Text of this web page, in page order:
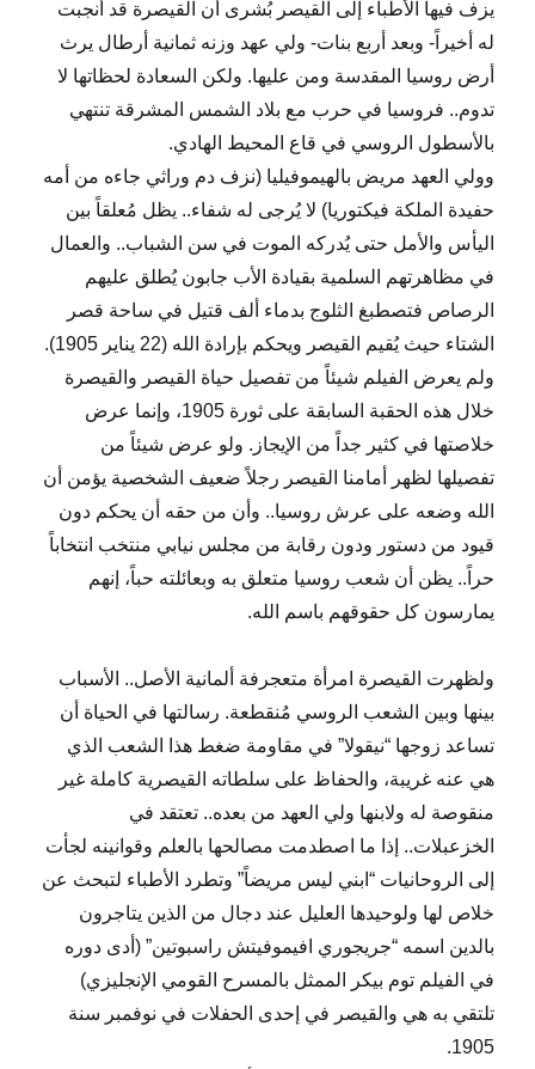
يزف فيها الأطباء إلى القيصر بُشرى أن القيصرة قد أنجبت
له أخيراً- وبعد أربع بنات- ولي عهد وزنه ثمانية أرطال يرث
أرض روسيا المقدسة ومن عليها. ولكن السعادة لحظاتها لا
تدوم.. فروسيا في حرب مع بلاد الشمس المشرقة تنتهي
بالأسطول الروسي في قاع المحيط الهادي.
وولي العهد مريض بالهيموفيليا (نزف دم وراثي جاءه من أمه
حفيدة الملكة فيكتوريا) لا يُرجى له شفاء.. يظل مُعلقاً بين
اليأس والأمل حتى يُدركه الموت في سن الشباب.. والعمال
في مظاهرتهم السلمية بقيادة الأب جابون يُطلق عليهم
الرصاص فتصطبغ الثلوج بدماء ألف قتيل في ساحة قصر
الشتاء حيث يُقيم القيصر ويحكم بإرادة الله (22 يناير 1905).
ولم يعرض الفيلم شيئاً من تفصيل حياة القيصر والقيصرة
خلال هذه الحقبة السابقة على ثورة 1905، وإنما عرض
خلاصتها في كثير جداً من الإيجاز. ولو عرض شيئاً من
تفصيلها لظهر أمامنا القيصر رجلاً ضعيف الشخصية يؤمن أن
الله وضعه على عرش روسيا.. وأن من حقه أن يحكم دون
قيود من دستور ودون رقابة من مجلس نيابي منتخب انتخاباً
حراً.. يظن أن شعب روسيا متعلق به وبعائلته حباً، إنهم
يمارسون كل حقوقهم باسم الله.
ولظهرت القيصرة امرأة متعجرفة ألمانية الأصل.. الأسباب
بينها وبين الشعب الروسي مُنقطعة. رسالتها في الحياة أن
تساعد زوجها “نيقولا” في مقاومة ضغط هذا الشعب الذي
هي عنه غريبة، والحفاظ على سلطاته القيصرية كاملة غير
منقوصة له ولابنها ولي العهد من بعده.. تعتقد في
الخزعبلات.. إذا ما اصطدمت مصالحها بالعلم وقوانينه لجأت
إلى الروحانيات “ابني ليس مريضاً” وتطرد الأطباء لتبحث عن
خلاص لها ولوحيدها العليل عند دجال من الذين يتاجرون
بالدين اسمه “جريجوري افيموفيتش راسبوتين” (أدى دوره
في الفيلم توم بيكر الممثل بالمسرح القومي الإنجليزي)
تلتقي به هي والقيصر في إحدى الحفلات في نوفمبر سنة
1905.